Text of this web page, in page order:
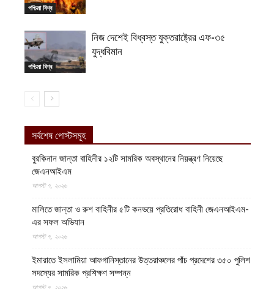
পশ্চিমা বিশ্ব
পশ্চিমা বিশ্ব
নিজ দেশেই বিধ্বস্ত যুক্তরাষ্ট্রের এফ-৩৫
যুদ্ধবিমান
সর্বশেষ পোস্টসমূহ
বুরকিনান জান্তা বাহিনীর ১২টি সামরিক অবস্থানের নিয়ন্ত্রণ নিয়েছে
জেএনআইএম
আগস্ট ৭, ২০২৬
মালিতে জান্তা ও রুশ বাহিনীর ৫টি কনভয়ে প্রতিরোধ বাহিনী জেএনআইএম-
এর সফল অভিযান
আগস্ট ৭, ২০২৬
ইমারাতে ইসলামিয়া আফগানিস্তানের উত্তরাঞ্চলের পাঁচ প্রদেশের ৩৫০ পুলিশ
সদস্যের সামরিক প্রশিক্ষণ সম্পন্ন
আগস্ট ৭, ২০২৬